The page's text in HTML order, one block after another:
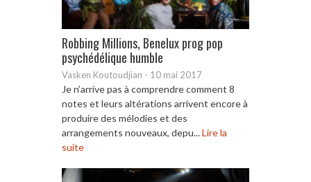
Robbing Millions, Benelux prog pop
psychédélique humble
Vasken Koutoudjian - 10 mai 2017
Je n’arrive pas à comprendre comment 8
notes et leurs altérations arrivent encore à
produire des mélodies et des
arrangements nouveaux, depu...Lire la
suite